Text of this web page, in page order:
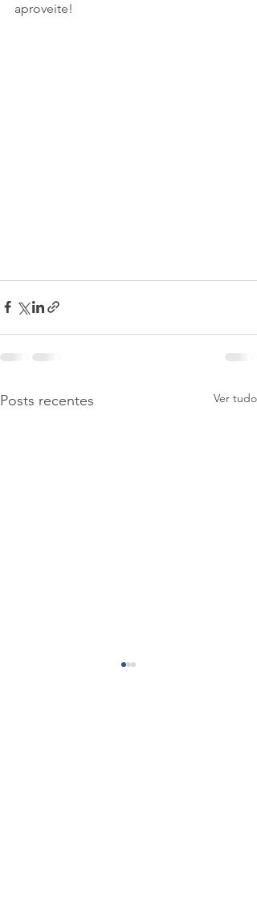
aproveite!
Posts recentes Ver tudo